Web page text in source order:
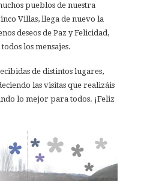
pueblos de nuestra
Villas, llega de nuevo la
deseos de Paz y Felicidad,
los mensajes.
de distintos lugares,
las visitas que realizáis
lo mejor para todos. ¡Feliz